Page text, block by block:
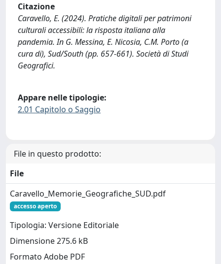
Citazione
Caravello, E. (2024). Pratiche digitali per patrimoni
culturali accessibili: la risposta italiana alla
pandemia. In G. Messina, E. Nicosia, C.M. Porto (a
cura di), Sud/South (pp. 657-661). Società di Studi
Geografici.
Appare nelle tipologie:
2.01 Capitolo o Saggio
File in questo prodotto:
File
Caravello_Memorie_Geografiche_SUD.pdf
accesso aperto
Tipologia: Versione Editoriale
Dimensione 275.6 kB
Formato Adobe PDF